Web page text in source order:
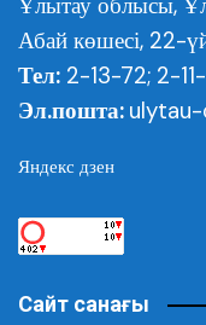
Абай көшесі, 22-
Тел: 2-13-72; 2-
Эл.пошта: ulytau-
Яндекс дзен
Сайт санағы